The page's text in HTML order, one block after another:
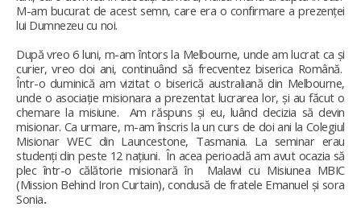
M-am bucurat de acest semn, care era o confirmare a prezenței
lui Dumnezeu cu noi.
După vreo 6 luni, m-am întors la Melbourne, unde am lucrat ca și
curier, vreo doi ani, continuând să frecventez biserica Română.
Într-o duminică am vizitat o biserică australiană din Melbourne,
unde o asociație misionara a prezentat lucrarea lor, și au făcut o
chemare la misiune. Am răspuns și eu, luând decizia să devin
misionar. Ca urmare, m-am înscris la un curs de doi ani la Colegiul
Misionar WEC din Launcestone, Tasmania. La seminar erau
studenți din peste 12 națiuni. În acea perioadă am avut ocazia să
plec într-o călătorie misionară în Malawi cu Misiunea MBIC
(Mission Behind Iron Curtain), condusă de fratele Emanuel și sora
Sonia.